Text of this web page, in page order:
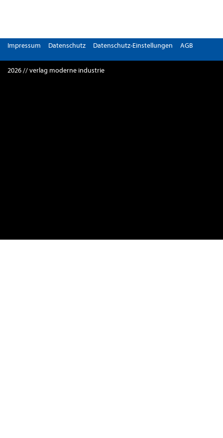
Impressum Datenschutz Datenschutz-Einstellungen AGB
2026 // verlag moderne industrie